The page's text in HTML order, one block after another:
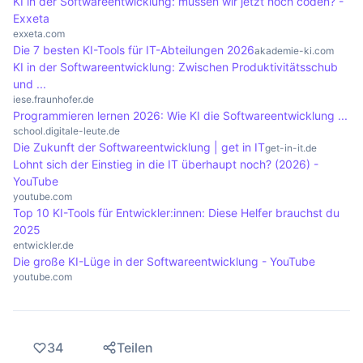
die Systemressourcen effektiv zu nutzen.
Exxeta
exxeta.com
Die 7 besten KI-Tools für IT-Abteilungen 2026akademie-ki.com
KI in der Softwareentwicklung: Zwischen Produktivitätsschub
und ...
iese.fraunhofer.de
Programmieren lernen 2026: Wie KI die Softwareentwicklung ...
school.digitale-leute.de
Die Zukunft der Softwareentwicklung | get in ITget-in-it.de
Lohnt sich der Einstieg in die IT überhaupt noch? (2026) -
YouTube
youtube.com
Top 10 KI-Tools für Entwickler:innen: Diese Helfer brauchst du
2025
entwickler.de
Die große KI-Lüge in der Softwareentwicklung - YouTube
youtube.com
34 Teilen